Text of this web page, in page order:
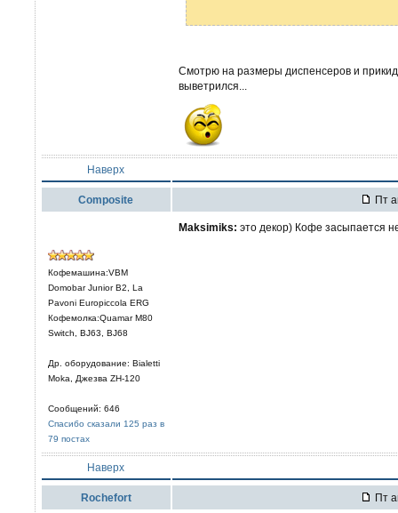
Смотрю на размеры диспенсеров и
выветрился...
Наверх
Composite Пт
Кофемашина:VBM
Domobar Junior B2, La
Pavoni Europiccola ERG
Кофемолка:Quamar M80
Switch, BJ63, BJ68
Др. оборудование: Bialetti
Moka, Джезва ZH-120
Сообщений: 646
Спасибо сказали 125 раз в
79 постах
Maksimiks: это декор) Кофе засыпается
Наверх
Rochefort Пт